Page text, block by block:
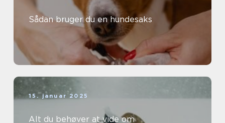
Sådan bruger du en hundesaks
15. januar 2025
Alt du behøver at vide om